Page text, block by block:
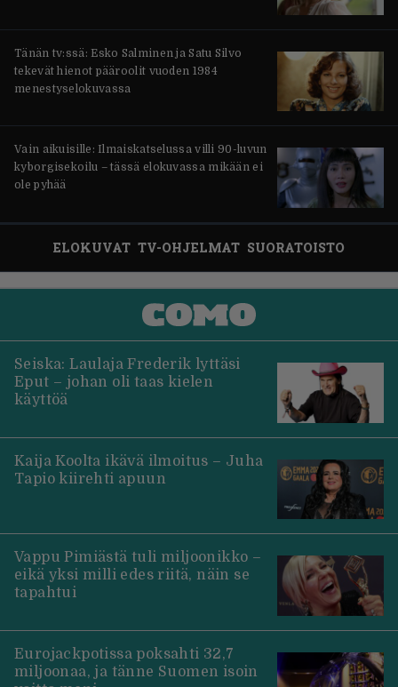
Tänän tv:ssä: Esko Salminen ja Satu Silvo
tekevät hienot pääroolit vuoden 1984
menestyselokuvassa
Vain aikuisille: Ilmaiskatselussa villi 90-luvun
kyborgisekoilu – tässä elokuvassa mikään ei
ole pyhää
ELOKUVAT TV-OHJELMAT SUORATOISTO
Seiska: Laulaja Frederik lyttäsi
Eput – johan oli taas kielen
käyttöä
Kaija Koolta ikävä ilmoitus – Juha
Tapio kiirehti apuun
Vappu Pimiästä tuli miljoonikko –
eikä yksi milli edes riitä, näin se
tapahtui
Eurojackpotissa poksahti 32,7
miljoonaa, ja tänne Suomen isoin